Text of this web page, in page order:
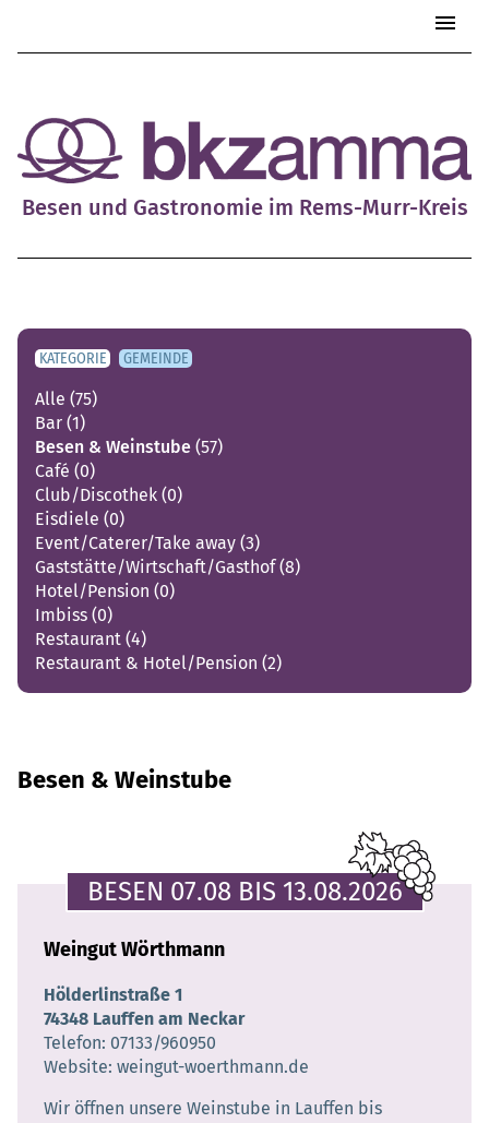
Besen & Gastro
Handel & Service
Vereine & Kultur
Besen und Gastronomie im Rems-Murr-Kreis
KATEGORIE GEMEINDE
Alle (75)
Bar (1)
Besen & Weinstube (57)
Café (0)
Club/Discothek (0)
Eisdiele (0)
Event/Caterer/Take away (3)
Gaststätte/Wirtschaft/Gasthof(8)
Hotel/Pension (0)
Imbiss (0)
Restaurant (4)
Restaurant & Hotel/Pension (2)
Besen & Weinstube
BESEN 07.08 BIS 13.08.2026
Weingut Wörthmann
Hölderlinstraße 1
74348 Lauffen am Neckar
Telefon 07133/960950
Website weingut-woerthmann.de
Wir öffnen unsere Weinstube in Lauffen bis